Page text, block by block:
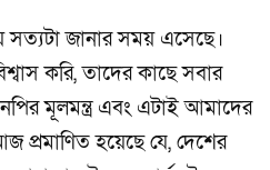
জানার সময় এসেছে।
করি, তাদের কাছে সবার
মূলমন্ত্র এবং এটাই আমাদের
প্রমাণিত হয়েছে যে, দেশের